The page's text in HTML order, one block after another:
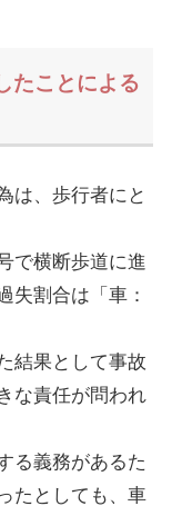
たことによる
は、歩行者にと
で横断歩道に進
失割合は「車：
結果として事故
な責任が問われ
る義務があるた
たとしても、車